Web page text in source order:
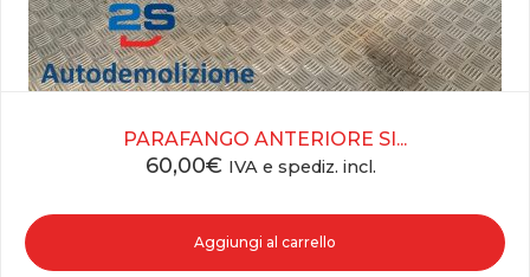
PARAFANGO ANTERIORE SI...
60,00€ IVA e spediz. incl.
Aggiungi al carrello